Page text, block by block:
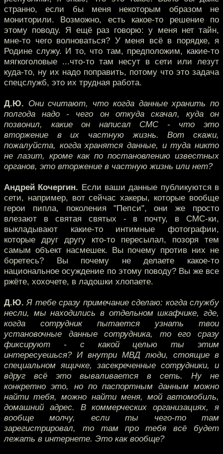
странно, если бы меня некоторым образом не
мониторили. Возможно, есть какое-то решение по
этому поводу. Я ещё раз говорю: у меня нет тайн,
мне-то чего волноваться? У меня всё в порядке, я
Родине служу. И то, что там, предположим, какие-то
мягкоголовые ...что-то там несут в сети или лезут
куда-то, ну их надо поправить, потому что это задача
спецслужб, это их трудная работа.
Д.Ю. Они считают, что когда данные хранить по
полгода надо - чего он откуда скачал, куда он
позвонил, какие он написал СМС - что это
вторжение в их частную жизнь. Вот скажи,
пожалуйста, когда хранятся данные, и туда никто
не лазит, кроме как по постановлению известных
органов, это вторжение в частную жизнь или нет?
Андрей Кочергин. Если ваши данные публикуются в
сети, например, вот сейчас хакеры, которые вообще
герои пипла, поколения "Пепси", они же просто
влезают в святая святых - в почту, в СМС-ки,
выкладывают какие-то интимные фотографии,
которые друг другу кто-то пересылал, позоря тем
самым объект насмешек. Вы почему против них не
боретесь? Вы почему не делаете какое-то
национальное осуждение по этому поводу? Вы же все
ржёте, хохочете, в ладошки хлопаете.
Д.Ю. Я тебе сразу примечание сделаю: когда службу
несли, мы находились в отдельном шкафчике, где,
когда сотрудник пытается узнать твои
установочные данные сотрудника, то его сразу
фиксируют - с какой целью ты этим
интересуешься? И внутри МВД люди, стоящие в
специальном ящичке, засекреченные сотрудники, и
вдруг всё это вываливается в сеть. Ну не
конкретно это, но по паспортным данным можно
найти тебя, можно найти меня, мой автомобиль,
домашний адрес. В коммерческих организациях, я
вообще молчу, если ты чего-то там
зарегистрировал, то там про тебя всё будет
лежать в интернете. Это как вообще?